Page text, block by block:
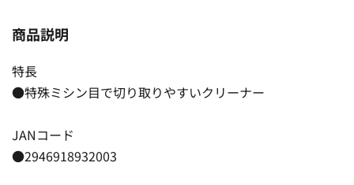
商品説明
特長
●特殊ミシン目で切り取りやすいクリーナー
JANコード
●2946918932003